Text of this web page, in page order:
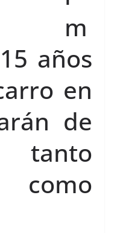
m
años
en
de